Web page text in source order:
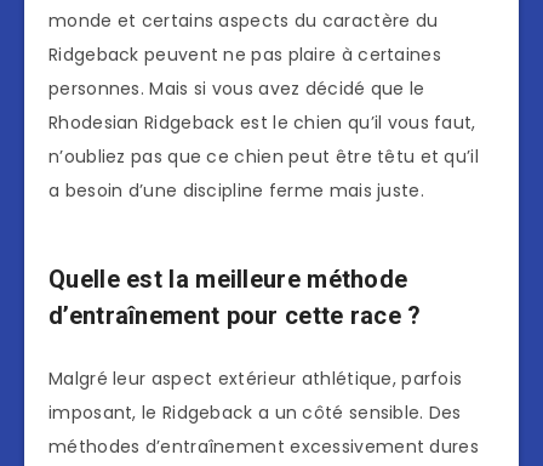
monde et certains aspects du caractère du
Ridgeback peuvent ne pas plaire à certaines
personnes. Mais si vous avez décidé que le
Rhodesian Ridgeback est le chien qu’il vous faut,
n’oubliez pas que ce chien peut être têtu et qu’il
a besoin d’une discipline ferme mais juste.
Quelle est la meilleure méthode
d’entraînement pour cette race ?
Malgré leur aspect extérieur athlétique, parfois
imposant, le Ridgeback a un côté sensible. Des
méthodes d’entraînement excessivement dures